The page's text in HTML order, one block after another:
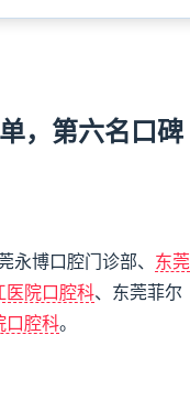
，第六名口碑
永博口腔门诊部、 东莞
医院口腔科、东莞菲尔
口腔科。